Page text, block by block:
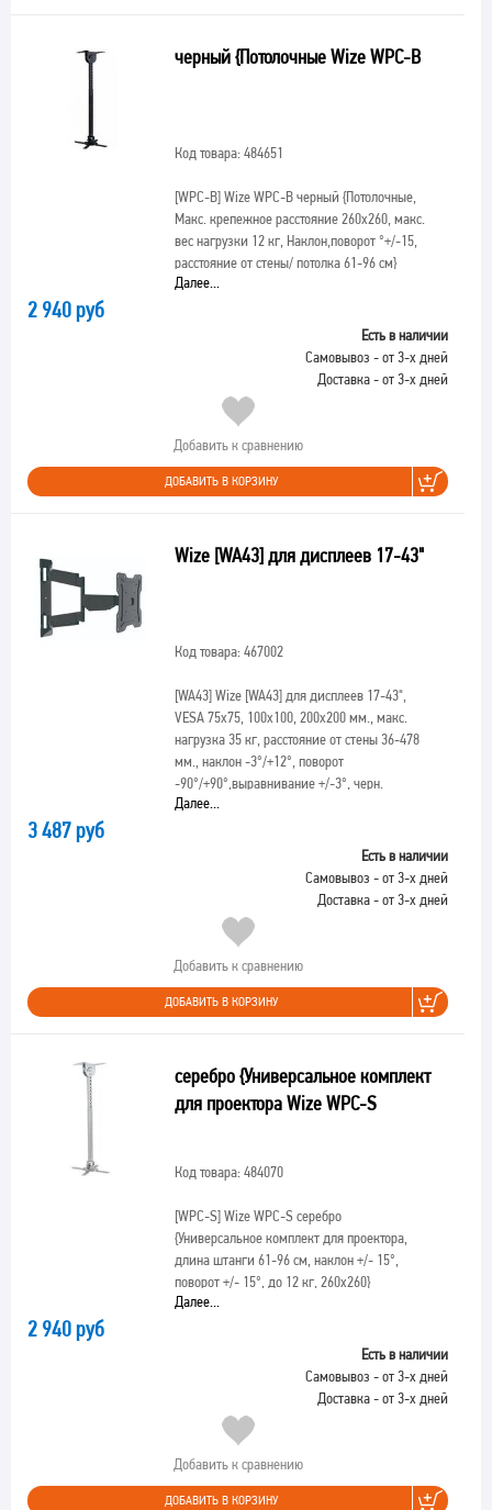
черный {Потолочные Wize WPC-B
Код товара: 484651
[WPC-B]Wize WPC-B черный {Потолочные,
Макс. крепежное расстояние 260х260, макс.
вес нагрузки 12 кг, Наклон,поворот °+/-15,
расстояние от стены/ потолка 61-96 см}
Далее...
2 940 руб
Есть в наличии
Самовывоз - от 3-х дней
Доставка - от 3-х дней
Добавить к сравнению
ДОБАВИТЬ В КОРЗИНУ
Wize [WA43] для дисплеев 17-43"
Код товара: 467002
[WA43]Wize [WA43] для дисплеев 17-43",
VESA 75x75, 100x100, 200x200 мм., макс.
нагрузка 35 кг, расстояние от стены 36-478
мм., наклон -3°/+12°, поворот
-90°/+90°,выравнивание +/-3°, черн.
Далее...
3 487 руб
Есть в наличии
Самовывоз - от 3-х дней
Доставка - от 3-х дней
Добавить к сравнению
ДОБАВИТЬ В КОРЗИНУ
серебро {Универсальное комплект
для проектора Wize WPC-S
Код товара: 484070
[WPC-S]Wize WPC-S серебро
{Универсальное комплект для проектора,
длина штанги 61-96 см, наклон +/- 15°,
поворот +/- 15°, до 12 кг, 260х260}
Далее...
2 940 руб
Есть в наличии
Самовывоз - от 3-х дней
Доставка - от 3-х дней
Добавить к сравнению
ДОБАВИТЬ В КОРЗИНУ